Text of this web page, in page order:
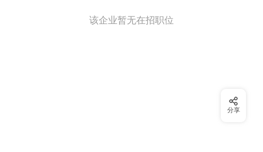
该企业暂无在招职位
分享